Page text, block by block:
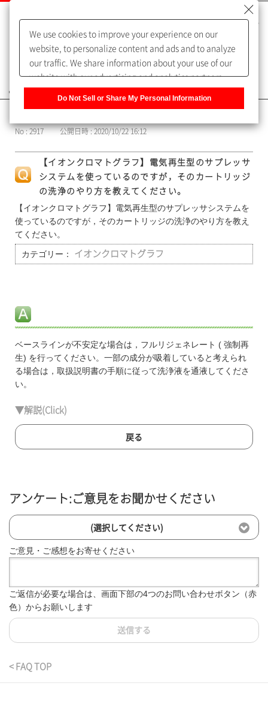
よくあるご質問（FAQ）
No : 2917 公開日時 : 2020/10/22 16:12
【イオンクロマトグラフ】電気再生型のサプレッサ
システムを使っているのですが，そのカートリッジ
の洗浄のやり方を教えてください。
【イオンクロマトグラフ】電気再生型のサプレッサシステムを
使っているのですが，そのカートリッジの洗浄のやり方を教え
てください。
カテゴリー： イオンクロマトグラフ
ベースラインが不安定な場合は，フルリジェネレート ( 強制再
生) を行ってください。一部の成分が吸着していると考えられ
る場合は，取扱説明書の手順に従って洗浄液を通液してくださ
い。
▼解説(Click)
戻る
アンケート:ご意見をお聞かせください
(選択してください)
ご意見・ご感想をお寄せください
ご返信が必要な場合は、画面下部の4つのお問い合わせボタン（赤
色）からお願いします
送信する
< FAQ TOP
We use cookies to improve your experience on our
website, to personalize content and ads and to analyze
our traffic. We share information about your use of our
website with our advertising and analytics partners,
of our sharing information about you with our partners.
Information] to customize your cookie settings on our
website.Privacy Policy
Do Not Sell or Share My Personal Information